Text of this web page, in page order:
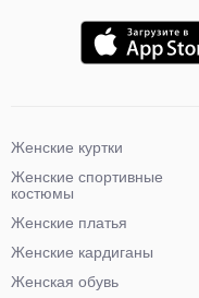
Женские куртки
Женские спортивные
костюмы
Женские платья
Женские кардиганы
Женская обувь